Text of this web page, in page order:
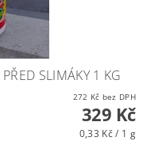
SLIMÁKY 1 KG
272 Kč bez DPH
329 Kč
0,33 Kč / 1 g